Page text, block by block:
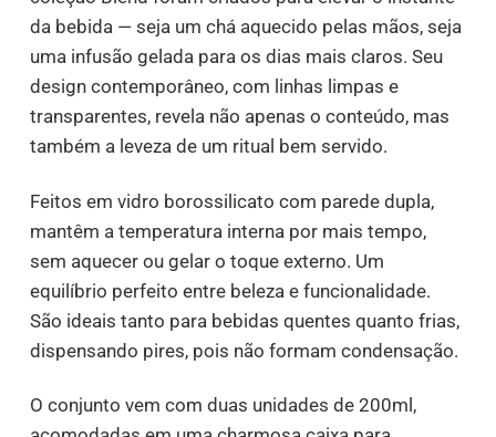
da bebida — seja um chá aquecido pelas mãos, seja
uma infusão gelada para os dias mais claros. Seu
design contemporâneo, com linhas limpas e
transparentes, revela não apenas o conteúdo, mas
também a leveza de um ritual bem servido.
Feitos em vidro borossilicato com parede dupla,
mantêm a temperatura interna por mais tempo,
sem aquecer ou gelar o toque externo. Um
equilíbrio perfeito entre beleza e funcionalidade.
São ideais tanto para bebidas quentes quanto frias,
dispensando pires, pois não formam condensação.
O conjunto vem com duas unidades de 200ml,